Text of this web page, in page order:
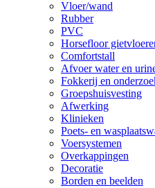
Vloer/wand
Rubber
PVC
Horsefloor
Comfortstall
Afvoer water en
Fokkerij en
Groepshuisvesting
Afwerking
Klinieken
Poets- en
Voersystemen
Overkappingen
Decoratie
Borden en beelden